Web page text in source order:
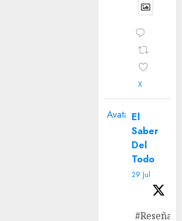
X
Avatar El
Saber
Del
Todo
29 Jul
#Reseña